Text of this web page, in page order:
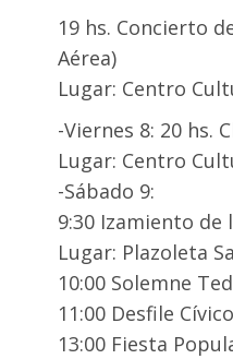
19 hs. Concierto
Aérea)
Lugar: Centro
-Viernes 8: 20 hs.
Lugar: Centro
-Sábado 9:
9:30 Izamiento de
Lugar: Plazoleta
10:00 Solemne
11:00 Desfile
13:00 Fiesta